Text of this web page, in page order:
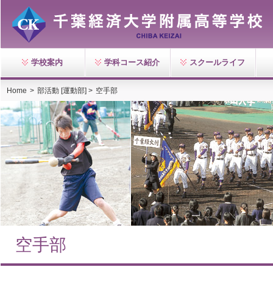
学校案内 学科コース紹介 スクールライフ
Home > 部活動 [運動部] > 空手部
空手部